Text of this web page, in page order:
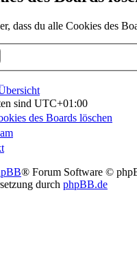
dass du alle Cookies des
sind UTC+01:00
des Boards löschen
® Forum Software ©
durch phpBB.de